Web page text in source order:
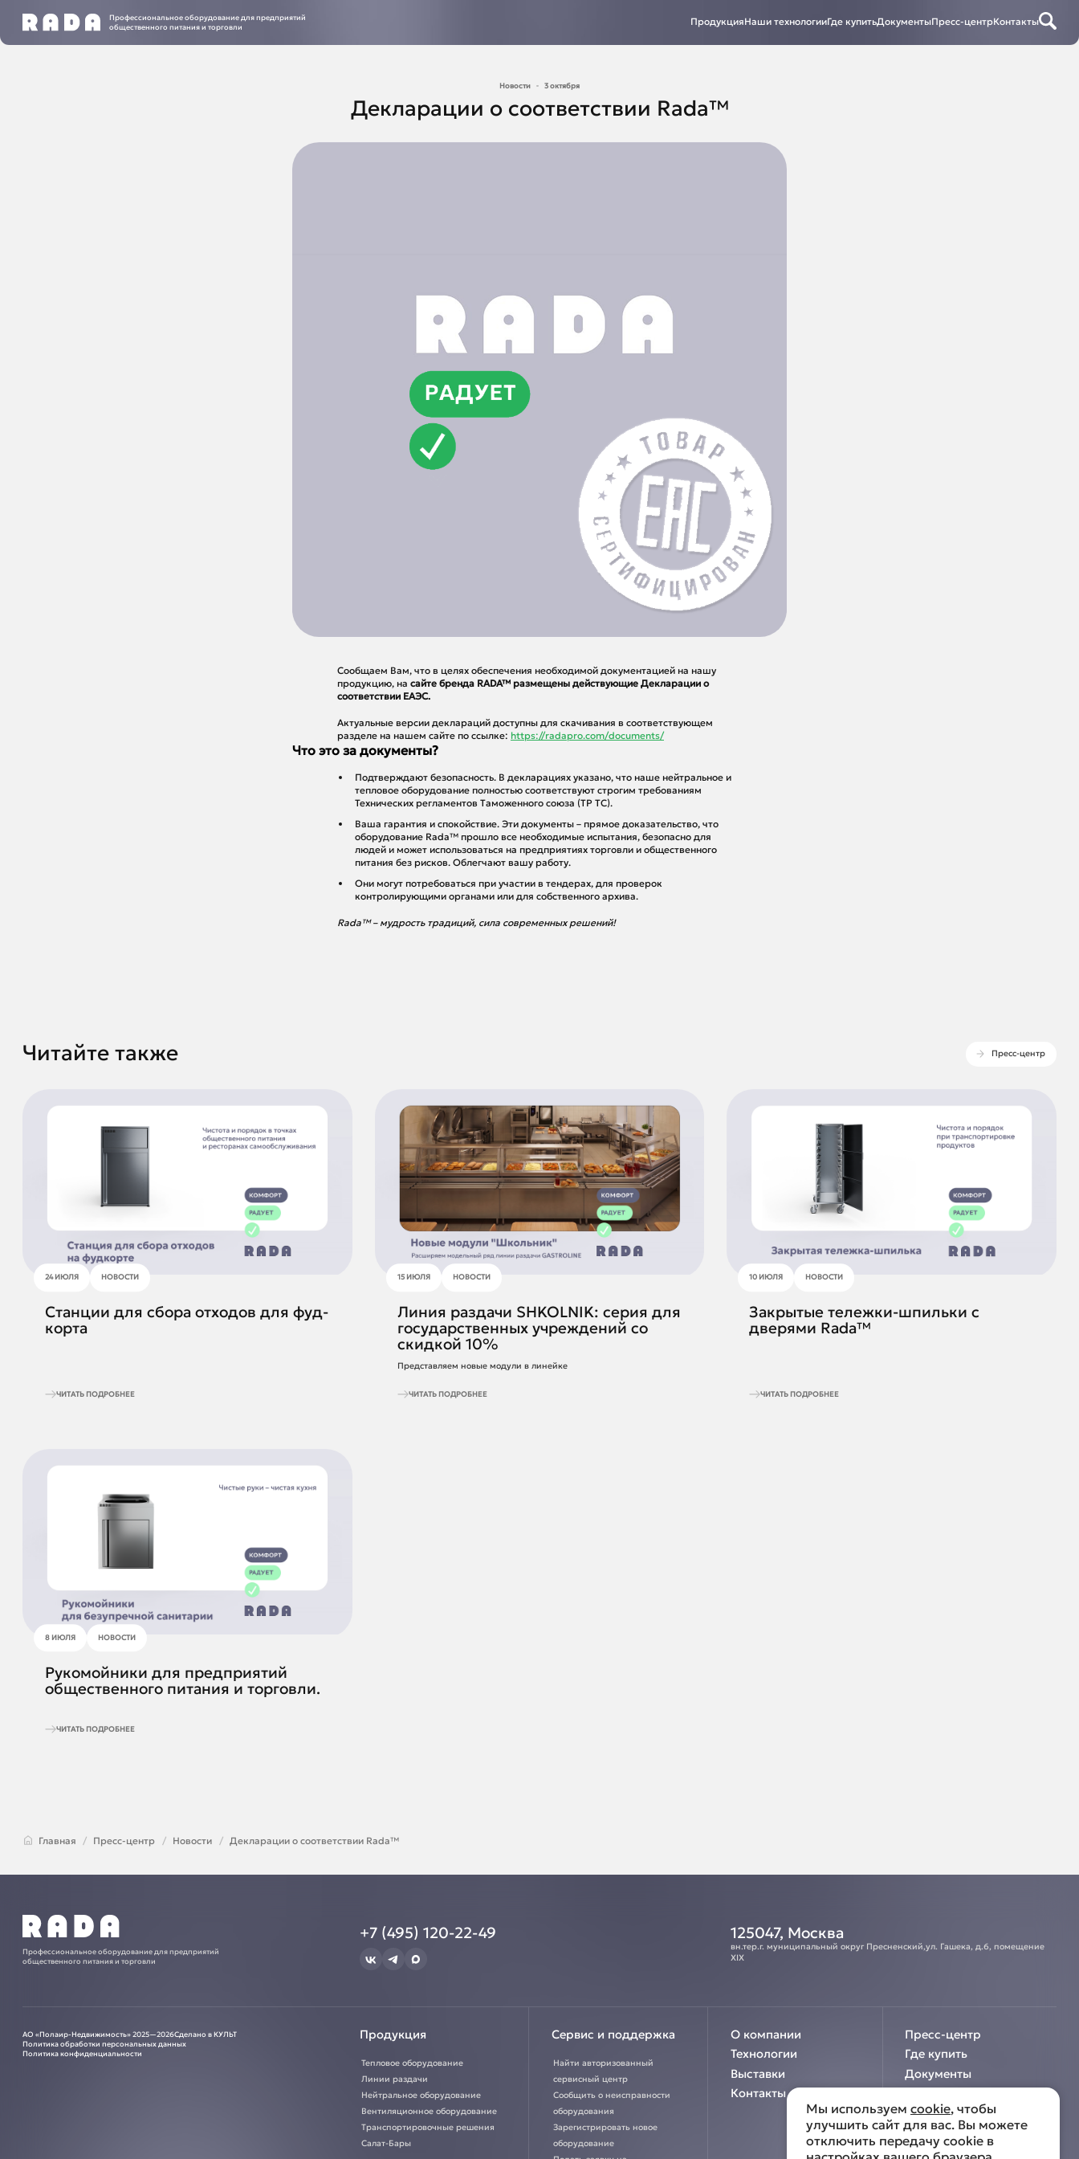
Профессиональное оборудование для предприятий
общественного питания и торговли
ПродукцияНаши технологииГде купитьДокументыПресс-центрКонтакты
Новости 3 октября
Декларации о соответствии Rada™
Сообщаем Вам, что в целях обеспечения необходимой документацией на нашу
продукцию, на сайте бренда RADA™ размещены действующие Декларации о
соответствии ЕАЭС.
Актуальные версии деклараций доступны для скачивания в соответствующем
разделе на нашем сайте по ссылке: https://radapro.com/documents/
Что это за документы?
Подтверждают безопасность. В декларациях указано, что наше нейтральное и
тепловое оборудование полностью соответствуют строгим требованиям
Технических регламентов Таможенного союза (ТР ТС).
Ваша гарантия и спокойствие. Эти документы – прямое доказательство, что
оборудование Rada™ прошло все необходимые испытания, безопасно для
людей и может использоваться на предприятиях торговли и общественного
питания без рисков. Облегчают вашу работу.
Они могут потребоваться при участии в тендерах, для проверок
контролирующими органами или для собственного архива.
Rada™ – мудрость традиций, сила современных решений!
Читайте также Пресс-центр
24 ИЮЛЯ НОВОСТИ
Станции для сбора отходов для фуд-
корта
ЧИТАТЬ ПОДРОБНЕЕ
15 ИЮЛЯ НОВОСТИ
Линия раздачи SHKOLNIK: серия для
государственных учреждений со
скидкой 10%
Представляем новые модули в линейке
ЧИТАТЬ ПОДРОБНЕЕ
10 ИЮЛЯ НОВОСТИ
Закрытые тележки-шпильки с
дверями Rada™
ЧИТАТЬ ПОДРОБНЕЕ
8 ИЮЛЯ НОВОСТИ
Рукомойники для предприятий
общественного питания и торговли.
ЧИТАТЬ ПОДРОБНЕЕ
Главная Пресс-центр Новости Декларации о соответствии Rada™
Профессиональное оборудование для предприятий
общественного питания и торговли
+7 (495) 120-22-49 125047, Москва
вн.тер.г. муниципальный округ Пресненский,ул. Гашека, д.6, помещение
XIX
АО «Полаир-Недвижимость» 2025—2026Сделано в КУЛЬТ
Политика обработки персональных данных
Политика конфиденциальности
Продукция
Тепловое оборудование
Линии раздачи
Нейтральное оборудование
Вентиляционное оборудование
Транспортировочные решения
Салат-Бары
Сервис и поддержка
Найти авторизованный
сервисный центр
Сообщить о неисправности
оборудования
Зарегистрировать новое
оборудование
О компании
Пресс-центр
Технологии
Где купить
Выставки
Документы
Контакты
Мы используем cookie, чтобы
улучшить сайт для вас. Вы можете
отключить передачу cookie в